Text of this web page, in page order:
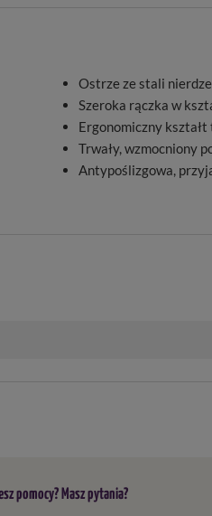
Ostrze ze stali
Szeroka rączka w
Ergonomiczny kształt
Trwały, wzmocniony
Antypoślizgowa,
pomocy? Masz pytania?